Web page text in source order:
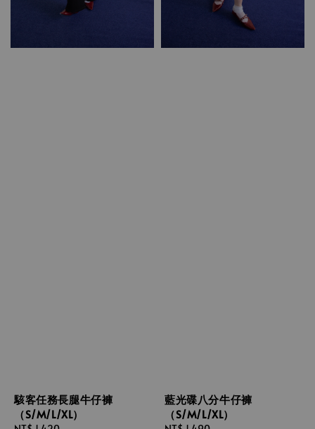
駭客任務長腿牛仔褲
（S/M/L/XL）
藍光碟八分牛仔褲
（S/M/L/XL）